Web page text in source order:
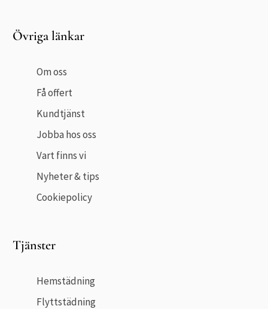
Övriga länkar
Om oss
Få offert
Kundtjänst
Jobba hos oss
Vart finns vi
Nyheter & tips
Cookiepolicy
Tjänster
Hemstädning
Flyttstädning